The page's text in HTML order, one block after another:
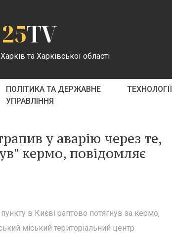
25TV
та Харківської області
ПОЛІТИКА ТА ДЕРЖАВНЕ
УПРАВЛІННЯ
ТЕХНОЛОГІЇ
у аварію через те,
кермо, повідомляє
в Києві раптово потягнув за кермо,
міський територіальний центр